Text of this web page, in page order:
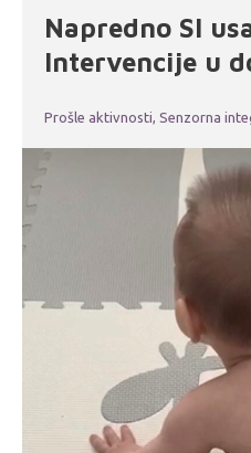
Napredno SI
Intervencije u
Prošle aktivnosti, Senzorna